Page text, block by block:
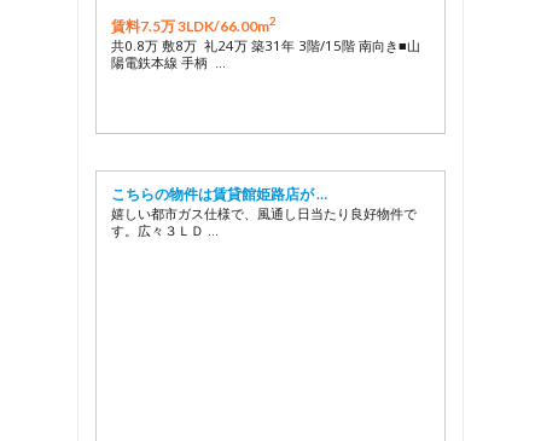
賃料7.5万 3LDK/66.00m2
共0.8万 敷8万 礼24万 築31年 3階/15階 南向き■山
陽電鉄本線 手柄 …
こちらの物件は賃貸館姫路店が …
嬉しい都市ガス仕様で、風通し日当たり良好物件で
す。広々３ＬＤ …